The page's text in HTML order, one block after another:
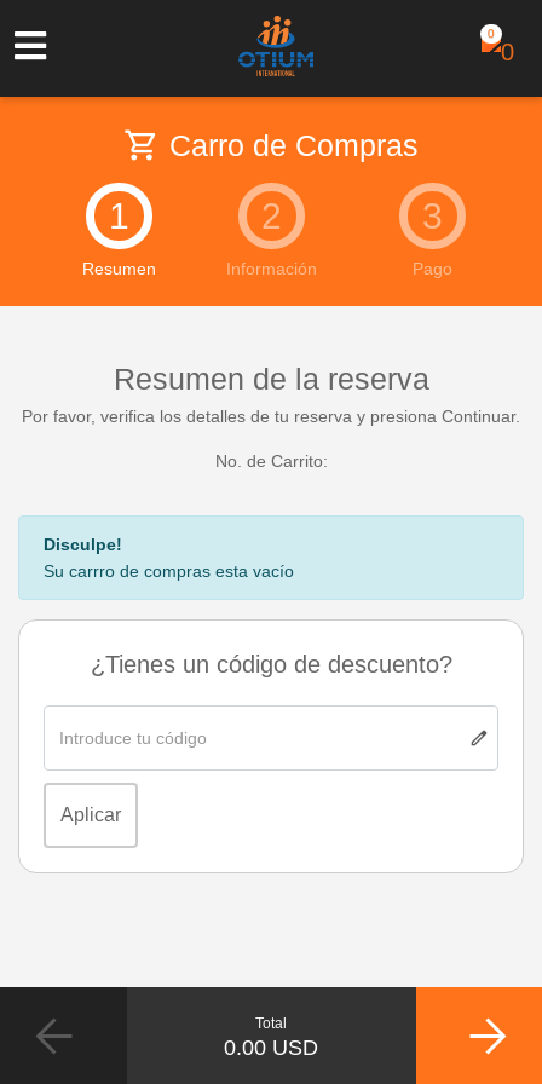
0
shopping_cart Carro de Compras
1
Resumen
2
Información
3
Pago
Resumen de la reserva
Por favor, verifica los detalles de tu reserva y presiona Continuar.
No. de Carrito:
Disculpe!
Su carrro de compras esta vacío
¿Tienes un código de descuento?
edit
Aplicar
arrow_back Total
0.00 USD arrow_forward